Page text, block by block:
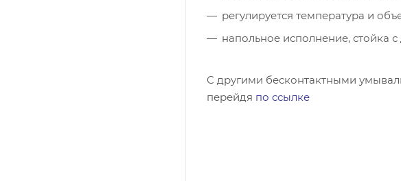
регулируется температура и
напольное исполнение, стойка
С другими бесконтактными
перейдя по ссылке